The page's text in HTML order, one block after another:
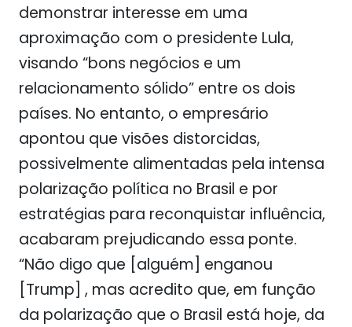
demonstrar interesse em uma
aproximação com o presidente Lula,
visando “bons negócios e um
relacionamento sólido” entre os dois
países. No entanto, o empresário
apontou que visões distorcidas,
possivelmente alimentadas pela intensa
polarização política no Brasil e por
estratégias para reconquistar influência,
acabaram prejudicando essa ponte.
“Não digo que [alguém] enganou
[Trump] , mas acredito que, em função
da polarização que o Brasil está hoje, da